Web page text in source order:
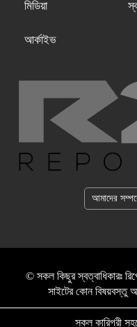
মিডিয়া
আর্কাইভ
আমাদের
© সকল কিছুর স্বত্বাধিকারঃ
সাইটের কোন বিষয়বস্তু
সকল কারিগরী